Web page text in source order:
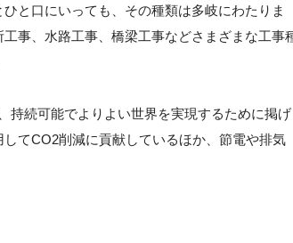
と口にいっても、その種類は多岐にわたりま
事、水路工事、橋梁工事などさまざまな工事
持続可能でよりよい世界を実現するために掲げ
てCO2削減に貢献しているほか、節電や排気